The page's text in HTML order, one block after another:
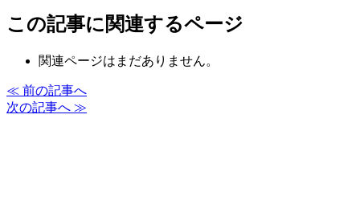
この記事に関連するページ
関連ページはまだありません。
≪ 前の記事へ
次の記事へ ≫